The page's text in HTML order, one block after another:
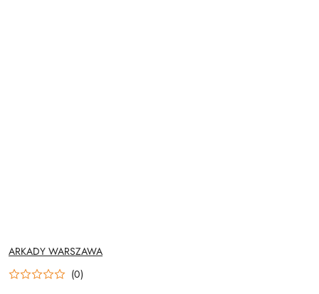
NAZWA
PRODUCENTA:
ARKADY WARSZAWA
(0)